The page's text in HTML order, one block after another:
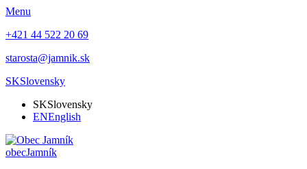
Menu
+421 44 522 20 69
starosta@jamnik.sk
SKSlovensky
SKSlovensky
ENEnglish
obecJamník